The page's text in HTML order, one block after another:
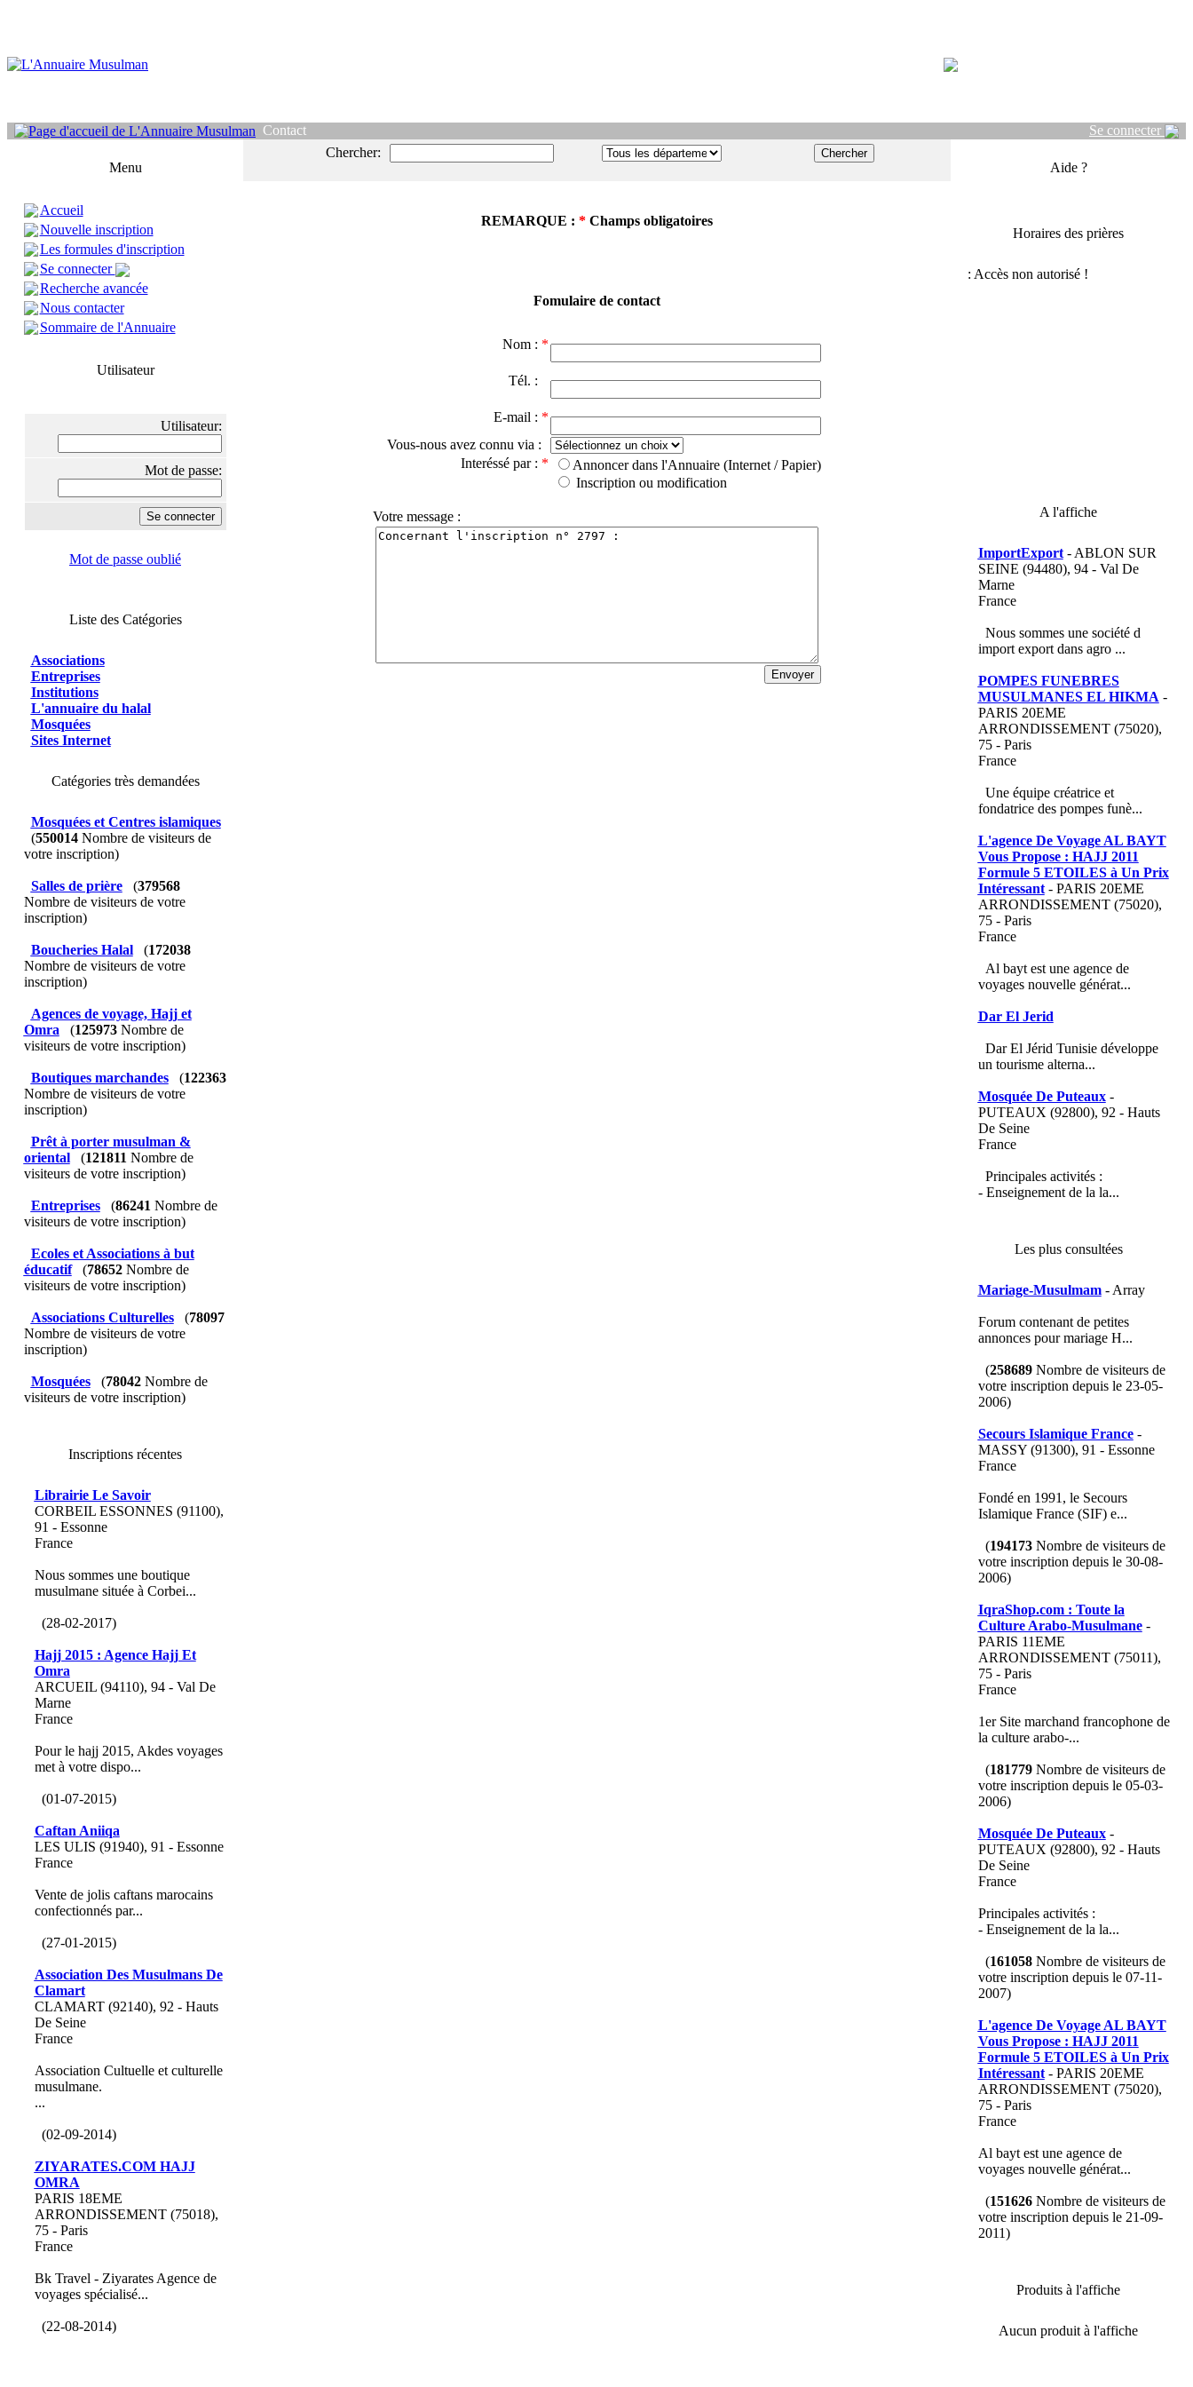
Contact Se connecter
Menu
Accueil
Nouvelle inscription
Les formules d'inscription
Se connecter
Recherche avancée
Nous contacter
Sommaire de l'Annuaire
Utilisateur
Utilisateur:
Mot de passe:
Mot de passe oublié
Liste des Catégories
Associations
Entreprises
Institutions
L'annuaire du halal
Mosquées
Sites Internet
Catégories très demandées
Mosquées et Centres islamiques
(550014Nombre de visiteurs de
votre inscription)
Salles de prière (379568
Nombre de visiteurs de votre
inscription)
Boucheries Halal (172038
Nombre de visiteurs de votre
inscription)
Agences de voyage, Hajj et
Omra
(125973Nombre de
visiteurs de votre inscription)
Boutiques marchandes (122363
Nombre de visiteurs de votre
inscription)
Prêt à porter musulman &
oriental
(121811 Nombre de
visiteurs de votre inscription)
Entreprises (86241 Nombre de
visiteurs de votre inscription)
Ecoles et Associations à but
éducatif
(78652Nombre de
visiteurs de votre inscription)
Associations Culturelles (78097
Nombre de visiteurs de votre
inscription)
Mosquées (78042Nombre de
visiteurs de votre inscription)
Inscriptions récentes
Librairie Le Savoir
CORBEIL ESSONNES (91100),
91 - Essonne
France
Nous sommes une boutique
musulmane située à Corbei...
(28-02-2017)
Hajj 2015 : Agence Hajj Et
Omra
ARCUEIL (94110), 94 - Val De
Marne
France
Pour le hajj 2015, Akdes voyages
met à votre dispo...
(01-07-2015)
Caftan Aniiqa
LES ULIS (91940), 91 - Essonne
France
Vente de jolis caftans marocains
confectionnés par...
(27-01-2015)
Association Des Musulmans De
Clamart
CLAMART (92140), 92 - Hauts
De Seine
France
Association Cultuelle et culturelle
musulmane.
...
(02-09-2014)
ZIYARATES.COM HAJJ
OMRA
PARIS 18EME
ARRONDISSEMENT (75018),
75 - Paris
France
Bk Travel - Ziyarates Agence de
voyages spécialisé...
(22-08-2014)
Chercher:
REMARQUE : * Champs obligatoires
Fomulaire de contact
Nom : *
Tél. :
E-mail : *
Vous-nous avez connu via :
Interéssé par : *
Annoncer dans l'Annuaire (Internet / Papier)
Inscription ou modification
Votre message :
Aide ?
Horaires des prières
A l'affiche
ImportExport- ABLON SUR
SEINE (94480), 94 - Val De
Marne
France
Nous sommes une société d
import export dans agro ...
POMPES FUNEBRES
MUSULMANES EL HIKMA -
PARIS 20EME
ARRONDISSEMENT (75020),
75 - Paris
France
Une équipe créatrice et
fondatrice des pompes funè...
L'agence De Voyage AL BAYT
Vous Propose : HAJJ 2011
Formule 5 ETOILES à Un Prix
Intéressant- PARIS 20EME
ARRONDISSEMENT (75020),
75 - Paris
France
Al bayt est une agence de
voyages nouvelle générat...
Dar El Jerid
Dar El Jérid Tunisie développe
un tourisme alterna...
Mosquée De Puteaux-
PUTEAUX (92800), 92 - Hauts
De Seine
France
Principales activités :
- Enseignement de la la...
Les plus consultées
Mariage-Musulmam- Array
Forum contenant de petites
annonces pour mariage H...
(258689Nombre de visiteurs de
votre inscription depuis le 23-05-
2006)
Secours Islamique France-
MASSY (91300), 91 - Essonne
France
Fondé en 1991, le Secours
Islamique France (SIF) e...
(194173Nombre de visiteurs de
votre inscription depuis le 30-08-
2006)
IqraShop.com : Toute la
Culture Arabo-Musulmane-
PARIS 11EME
ARRONDISSEMENT (75011),
75 - Paris
France
1er Site marchand francophone de
la culture arabo-...
(181779Nombre de visiteurs de
votre inscription depuis le 05-03-
2006)
Mosquée De Puteaux-
PUTEAUX (92800), 92 - Hauts
De Seine
France
Principales activités :
- Enseignement de la la...
(161058Nombre de visiteurs de
votre inscription depuis le 07-11-
2007)
L'agence De Voyage AL BAYT
Vous Propose : HAJJ 2011
Formule 5 ETOILES à Un Prix
Intéressant- PARIS 20EME
ARRONDISSEMENT (75020),
75 - Paris
France
Al bayt est une agence de
voyages nouvelle générat...
(151626Nombre de visiteurs de
votre inscription depuis le 21-09-
2011)
Produits à l'affiche
Aucun produit à l'affiche